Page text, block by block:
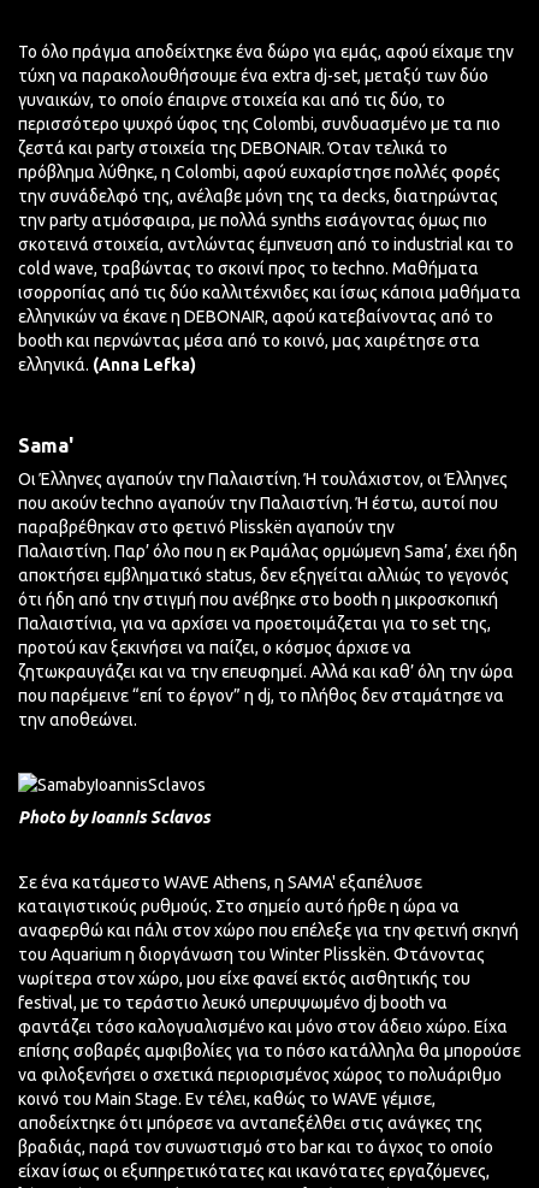
Το όλο πράγμα αποδείχτηκε ένα δώρο για εμάς, αφού είχαμε την
τύχη να παρακολουθήσουμε ένα extra dj-set, μεταξύ των δύο
γυναικών, το οποίο έπαιρνε στοιχεία και από τις δύο, το
περισσότερο ψυχρό ύφος της Colombi, συνδυασμένο με τα πιο
ζεστά και party στοιχεία της DEBONAIR. Όταν τελικά το
πρόβλημα λύθηκε, η Colombi, αφού ευχαρίστησε πολλές φορές
την συνάδελφό της, ανέλαβε μόνη της τα decks, διατηρώντας
την partyατμόσφαιρα, μεπολλά synths εισάγοντας όμως πιο
σκοτεινά στοιχεία, αντλώντας έμπνευση από το industrial και το
cold wave, τραβώντας το σκοινί προς το techno. Μαθήματα
ισορροπίας από τις δύο καλλιτέχνιδες και ίσως κάποια μαθήματα
ελληνικών να έκανε η DEBONAIR, αφού κατεβαίνοντας από το
booth και περνώντας μέσα από το κοινό, μας χαιρέτησε στα
ελληνικά. (Anna Lefka)
Sama'
Oι Έλληνες αγαπούν την Παλαιστίνη. Ή τουλάχιστον, οι Έλληνες
που ακούνtechno αγαπούν την Παλαιστίνη. Ή έστω, αυτοί που
παραβρέθηκαν στο φετινό Plisskën αγαπούν την
Παλαιστίνη. Παρ’ όλο που η εκΡαμάλας ορμώμενη Sama’, έχει ήδη
αποκτήσει εμβληματικό status, δεν εξηγείται αλλιώς το γεγονός
ότι ήδη από την στιγμή που ανέβηκε στo booth η μικροσκοπική
Παλαιστίνια, για να αρχίσει να προετοιμάζεται για το set της,
προτού καν ξεκινήσει να παίζει, ο κόσμος άρχισε να
ζητωκραυγάζει και να την επευφημεί. Αλλά και καθ’ όλη την ώρα
που παρέμεινε “επί το έργον” η dj, το πλήθος δεν σταμάτησε να
την αποθεώνει.
Photo by Ioannis Sclavos
Σε ένα κατάμεστο WAVE Athens, η SAMA' εξαπέλυσε
καταιγιστικούς ρυθμούς. Στο σημείο αυτό ήρθε η ώρα να
αναφερθώ και πάλι στον χώρο που επέλεξε για την φετινή σκηνή
του Αquarium η διοργάνωση του WinterPlisskën. Φτάνοντας
νωρίτερα στον χώρο, μου είχε φανεί εκτός αισθητικής του
festival, με το τεράστιο λευκό υπερυψωμένο dj booth να
φαντάζει τόσο καλογυαλισμένο και μόνο στον άδειο χώρο. Είχα
επίσης σοβαρές αμφιβολίες για το πόσο κατάλληλα θα μπορούσε
να φιλοξενήσει ο σχετικά περιορισμένος χώρος το πολυάριθμο
κοινό του Main Stage. Εν τέλει, καθώς το WAVE γέμισε,
αποδείχτηκεότι μπόρεσε να ανταπεξέλθει στις ανάγκες της
βραδιάς, παρά τον συνωστισμό στο bar και το άγχος το οποίο
είχαν ίσως οι εξυπηρετικότατες και ικανότατες εργαζόμενες,